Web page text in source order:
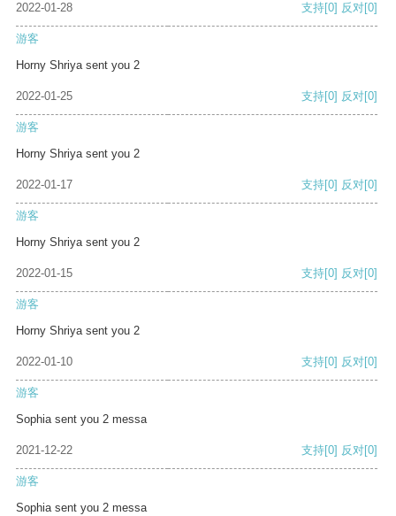
2022-01-28 支持[0] 反对[0]
游客
Horny Shriya sent you 2
2022-01-25 支持[0] 反对[0]
游客
Horny Shriya sent you 2
2022-01-17 支持[0] 反对[0]
游客
Horny Shriya sent you 2
2022-01-15 支持[0] 反对[0]
游客
Horny Shriya sent you 2
2022-01-10 支持[0] 反对[0]
游客
Sophia sent you 2 messa
2021-12-22 支持[0] 反对[0]
游客
Sophia sent you 2 messa